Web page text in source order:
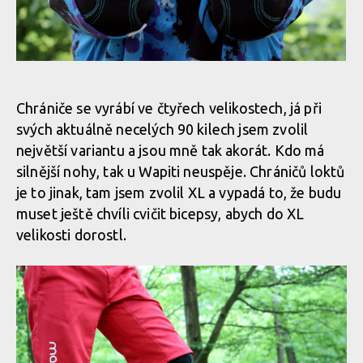
Chrániče se vyrábí ve čtyřech velikostech, já při
svých aktuálně necelých 90 kilech jsem zvolil
největší variantu a jsou mně tak akorát. Kdo má
silnější nohy, tak u Wapiti neuspěje. Chráničů loktů
je to jinak, tam jsem zvolil XL a vypadá to, že budu
muset ještě chvíli cvičit bicepsy, abych do XL
velikosti dorostl.